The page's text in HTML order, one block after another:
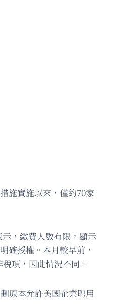
施實施以來，僅約70家
，繳費人數有限，顯示
確授權。本月較早前，
項，因此情況不同。
原本允許美國企業聘用